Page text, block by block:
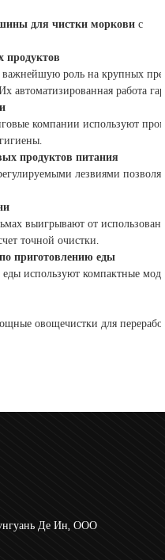
для чистки морковис
продуктов
роль на крупных
автоматизированная работа
компании используют
продуктов питания
лезвиями
выигрывают от
точной очистки.
приготовлению еды
используют компактные
овощечистки для
Де Ин, ООО